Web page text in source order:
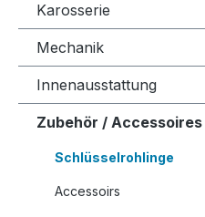
Karosserie
Mechanik
Innenausstattung
Zubehör / Accessoires
Schlüsselrohlinge
Accessoirs